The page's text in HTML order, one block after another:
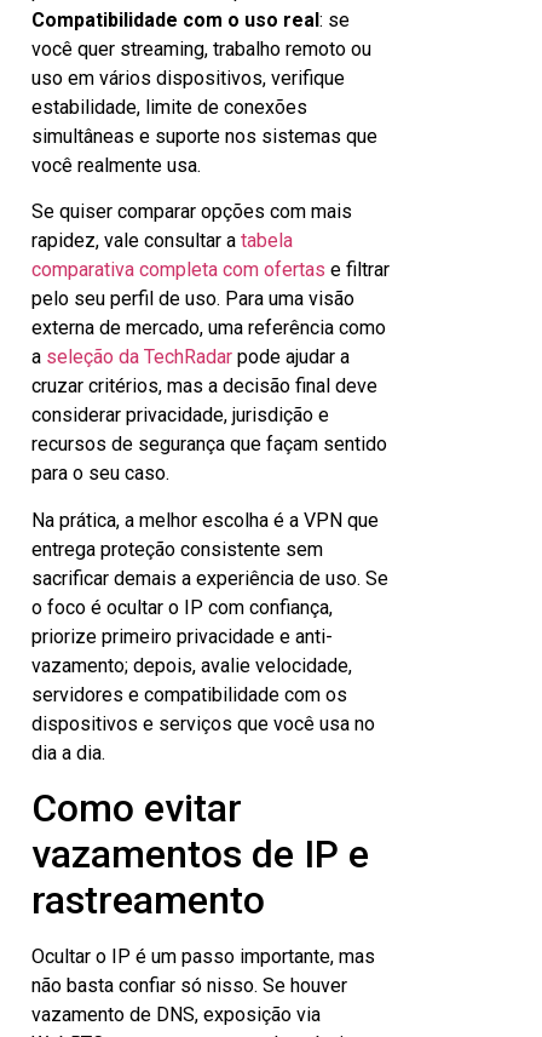
Compatibilidade com o uso real: se
você quer streaming, trabalho remoto ou
uso em vários dispositivos, verifique
estabilidade, limite de conexões
simultâneas e suporte nos sistemas que
você realmente usa.
Se quiser comparar opções com mais
rapidez, vale consultar a tabela
comparativa completa com ofertas e filtrar
pelo seu perfil de uso. Para uma visão
externa de mercado, uma referência como
a seleção da TechRadar pode ajudar a
cruzar critérios, mas a decisão final deve
considerar privacidade, jurisdição e
recursos de segurança que façam sentido
para o seu caso.
Na prática, a melhor escolha é a VPN que
entrega proteção consistente sem
sacrificar demais a experiência de uso. Se
o foco é ocultar o IP com confiança,
priorize primeiro privacidade e anti-
vazamento; depois, avalie velocidade,
servidores e compatibilidade com os
dispositivos e serviços que você usa no
dia a dia.
Como evitar
vazamentos de IP e
rastreamento
Ocultar o IP é um passo importante, mas
não basta confiar só nisso. Se houver
vazamento de DNS, exposição via